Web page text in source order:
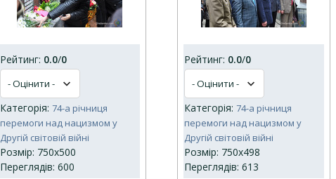
Рейтинг: 0.0/0
Категорія:74-а річниця
перемоги над нацизмом у
Другій світовій війні
Розмір: 750x500
Переглядів: 600
Рейтинг: 0.0/0
Категорія:74-а річниця
перемоги над нацизмом у
Другій світовій війні
Розмір: 750x498
Переглядів: 613